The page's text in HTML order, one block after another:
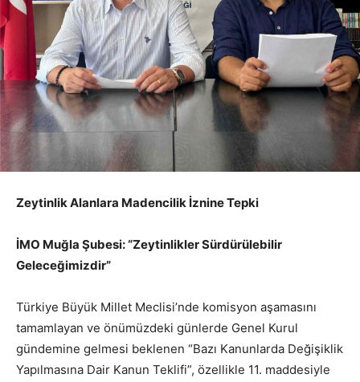
Zeytinlik Alanlara Madencilik İznine Tepki
İMO Muğla Şubesi: “Zeytinlikler Sürdürülebilir
Geleceğimizdir”
Türkiye Büyük Millet Meclisi’nde komisyon aşamasını
tamamlayan ve önümüzdeki günlerde Genel Kurul
gündemine gelmesi beklenen “Bazı Kanunlarda Değişiklik
Yapılmasına Dair Kanun Teklifi”, özellikle 11. maddesiyle